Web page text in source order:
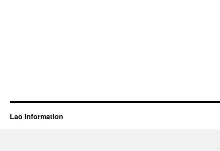
Lao Information